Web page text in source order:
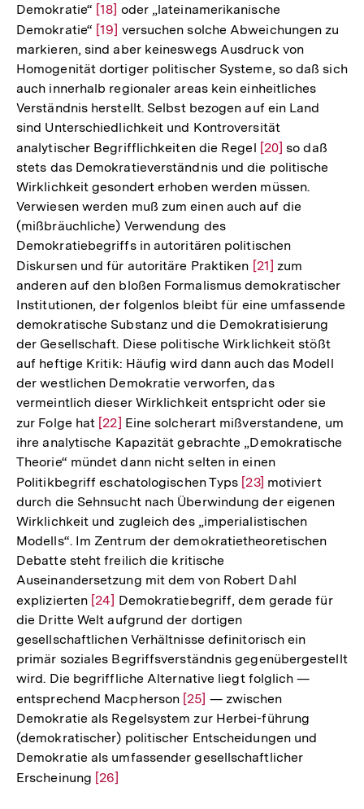
Demokratie“ Zur
Auflösung
der
Fußnote
[18] oder „lateinamerikanische
Demokratie“ Zur
Auflösung
der
Fußnote
[19] versuchen solche Abweichungen zu
markieren, sind aber keineswegs Ausdruck von
Homogenität dortiger politischer Systeme, so daß sich
auch innerhalb regionaler areas kein einheitliches
Verständnis herstellt. Selbst bezogen auf ein Land
sind Unterschiedlichkeit und Kontroversität
analytischer Begrifflichkeiten die Regel Zur
Auflösung
der
Fußnote
[20] so daß
stets das Demokratieverständnis und die politische
Wirklichkeit gesondert erhoben werden müssen.
Verwiesen werden muß zum einen auch auf die
(mißbräuchliche) Verwendung des
Demokratiebegriffs in autoritären politischen
Diskursen und für autoritäre Praktiken Zur
Auflösung
der
Fußnote
[21] zum
anderen auf den bloßen Formalismus demokratischer
Institutionen, der folgenlos bleibt für eine umfassende
demokratische Substanz und die Demokratisierung
der Gesellschaft. Diese politische Wirklichkeit stößt
auf heftige Kritik: Häufig wird dann auch das Modell
der westlichen Demokratie verworfen, das
vermeintlich dieser Wirklichkeit entspricht oder sie
zur Folge hat Zur
Auflösung
der
Fußnote
[22] Eine solcherart mißverstandene, um
ihre analytische Kapazität gebrachte „Demokratische
Theorie“ mündet dann nicht selten in einen
Politikbegriff eschatologischen Typs Zur
Auflösung
der
Fußnote
[23] motiviert
durch die Sehnsucht nach Überwindung der eigenen
Wirklichkeit und zugleich des „imperialistischen
Modells“. Im Zentrum der demokratietheoretischen
Debatte steht freilich die kritische
Auseinandersetzung mit dem von Robert Dahl
explizierten Zur
Auflösung
der
Fußnote
[24] Demokratiebegriff, dem gerade für
die Dritte Welt aufgrund der dortigen
gesellschaftlichen Verhältnisse definitorisch ein
primär soziales Begriffsverständnis gegenübergestellt
wird. Die begriffliche Alternative liegt folglich —
entsprechend Macpherson Zur
Auflösung
der
Fußnote
[25] — zwischen
Demokratie als Regelsystem zur Herbei-führung
(demokratischer) politischer Entscheidungen und
Demokratie als umfassender gesellschaftlicher
Erscheinung Zur
[26]